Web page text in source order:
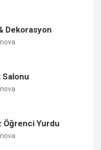
Dekorasyon
Öğrenci Yurdu